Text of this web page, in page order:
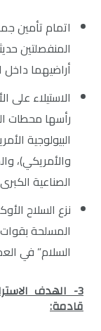
اتمام تأمين
المنفصلتين
أراضيهما
الاستيلاء على
رأسها محطات
البيولوجية
والأمريكي)،
الصناعية
نزع السلاح
المسلحة
السلام” في
قادمة: